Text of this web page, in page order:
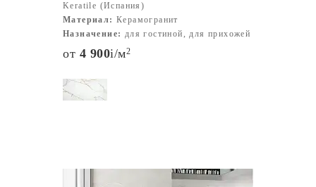
индустриальные тона). Яркие и насыщенные цвета для
акцентов (синий, зеленый, терракотовый). Плитка
Keratile представлена в разнообразных текстурах –
состаривания.
Постоянно совершенствуя технологии производства
улучшение продукции, Keratile удается год за годом
Keratile (Испания)
Материал: Керамогранит
Назначение: для гостиной, для прихожей
от 4 900i/м2